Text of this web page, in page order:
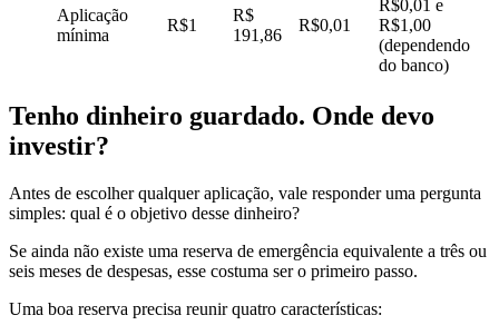
Aplicação
mínima
R$1
R$
191,86
R$0,01
R$0,01 e
R$1,00
(dependendo
do banco)
Tenho dinheiro guardado. Onde devo
investir?
Antes de escolher qualquer aplicação, vale responder uma pergunta
simples: qual é o objetivo desse dinheiro?
Se ainda não existe uma reserva de emergência equivalente a três ou
seis meses de despesas, esse costuma ser o primeiro passo.
Uma boa reserva precisa reunir quatro características: